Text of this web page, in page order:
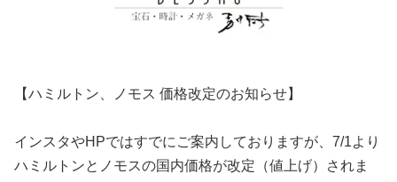
【ハミルトン、ノモス 価格改定のお知らせ】
インスタやHPではすでにご案内しておりますが、7/1より
ハミルトンとノモスの国内価格が改定（値上げ）されま